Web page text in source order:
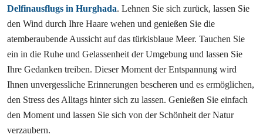
Delfinausflugs in Hurghada. Lehnen Sie sich zurück, lassen Sie
den Wind durch Ihre Haare wehen und genießen Sie die
atemberaubende Aussicht auf das türkisblaue Meer. Tauchen Sie
ein in die Ruhe und Gelassenheit der Umgebung und lassen Sie
Ihre Gedanken treiben. Dieser Moment der Entspannung wird
Ihnen unvergessliche Erinnerungen bescheren und es ermöglichen,
den Stress des Alltags hinter sich zu lassen. Genießen Sie einfach
den Moment und lassen Sie sich von der Schönheit der Natur
verzaubern.